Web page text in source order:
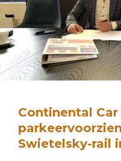
Continental
Swietelsky-rail